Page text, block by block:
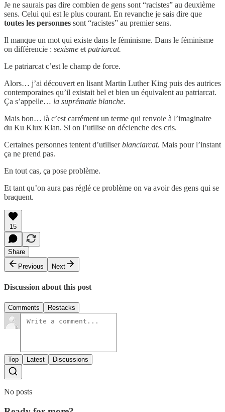
Je ne saurais pas dire combien de gens sont “racistes” au deuxième
sens. Celui qui est le plus courant. En revanche je sais dire que
toutes les personnes sont “racistes” au premier sens.
Il manque un mot qui existe dans le féminisme. Dans le féminisme
on différencie : sexisme etpatriarcat.
Le patriarcat c’est le champ de force.
Alors… j’ai découvert en lisant Martin Luther King puis des autrices
contemporaines qu’il existait bel et bien un équivalent au patriarcat.
Ça s’appelle… la suprématie blanche.
Mais bon… là c’est carrément un terme qui renvoie à l’imaginaire
du Ku Klux Klan. Si on l’utilise on déclenche des cris.
Certaines personnes tentent d’utiliserblanciarcat. Mais pour l’instant
ça ne prend pas.
En tout cas, ça pose problème.
Et tant qu’on aura pas réglé ce problème on va avoir des gens qui se
braquent.
15
Share
Previous
Next
Discussion about this post
Comments Restacks
Top Latest Discussions
No posts